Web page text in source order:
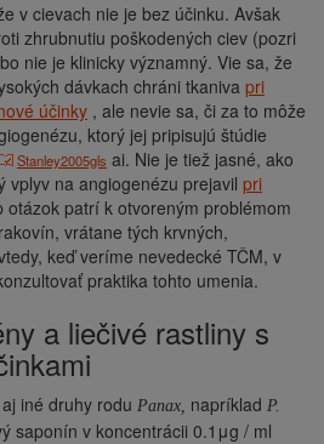
v cievach nie je bez účinku. Avšak
zhrubnutiu poškodených ciev (pozri
nie je klinicky významný. Vie sa, že
dávkach chráni tkaniva pri
účinky , ale nevie sa, či za to môže
ktorý jej pripisujú štúdie
Stanley2005gls ai. Nie je tiež jasné, ako
vplyv na angiogenézu prejavil pri
otázok patrí k otvoreným problémom
vrátane tých krvných,
keď veríme nevedecké TČM, v
praktika tohto umenia.
iné druhy rodu Panax, napríklad P.
saponín v koncentrácii 0.1μg / ml